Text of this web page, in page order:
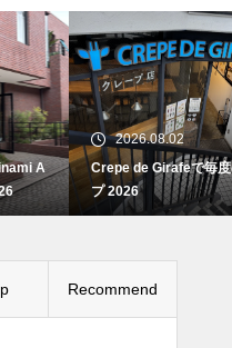
2026.08.02
Crepe de Girafeで毎度のクレー
プ 2026
Recommend
Boutique Minami A
テナンス 2026
で毎度のクレー